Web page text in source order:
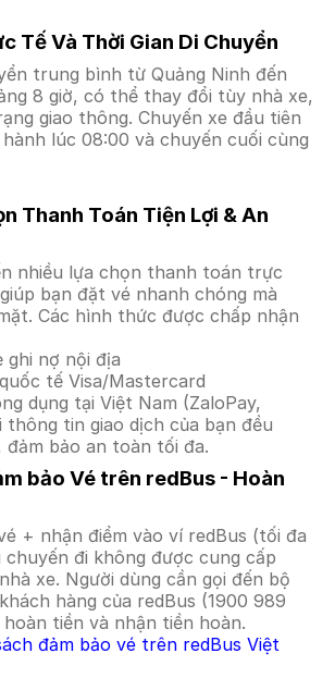
Tế Và Thời Gian Di Chuyển
trung bình từ Quảng Ninh đến
8 giờ, có thể thay đổi tùy nhà xe,
giao thông. Chuyến xe đầu tiên
lúc 08:00 và chuyến cuối cùng
Thanh Toán Tiện Lợi & An
nhiều lựa chọn thanh toán trực
bạn đặt vé nhanh chóng mà
Các hình thức được chấp nhận
ghi nợ nội địa
tế Visa/Mastercard
dụng tại Việt Nam (ZaloPay,
thông tin giao dịch của bạn đều
đảm bảo an toàn tối đa.
bảo Vé trên redBus - Hoàn
+ nhận điểm vào ví redBus (tối đa
chuyến đi không được cung cấp
xe. Người dùng cần gọi đến bộ
hàng của redBus (1900 989
tiền và nhận tiền hoàn.
đảm bảo vé trên redBus Việt